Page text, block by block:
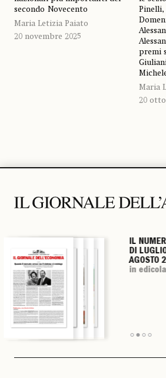
secondo Novecento
Maria Letizia Paiato
20 novembre 2025
Pinelli,
premi
Maria
20
IL
DI
AGOSTO
in edicola
IL
DI
AGOSTO
in edicola
IL
DI
AGOSTO
in edicola
IL
DI
AGOSTO
in edicola